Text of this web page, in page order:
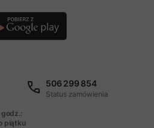
506 299 854
Status zamówienia
piątku